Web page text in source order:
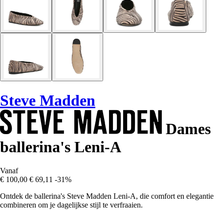
Steve Madden
Dames
ballerina's Leni-A
Vanaf
€ 100,00 € 69,11 -31%
Ontdek de ballerina's Steve Madden Leni-A, die comfort en elegantie
combineren om je dagelijkse stijl te verfraaien.